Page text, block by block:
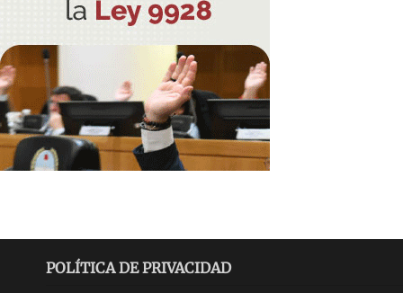
POLÍTICA DE PRIVACIDAD